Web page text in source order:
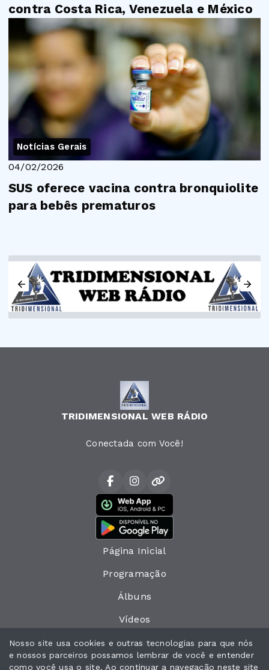
contra Costa Rica, Venezuela e México
Notícias Gerais
04/02/2026
SUS oferece vacina contra bronquiolite
para bebês prematuros
TRIDIMENSIONAL WEB RÁDIO
Conectada com Você!
Página Inicial
Programação
Álbuns
Vídeos
Eventos
Recados
Nosso site usa cookies e outras tecnologias para que nós
e nossos parceiros possamos lembrar de você e entender
como você usa o site. Ao continuar a navegação neste site